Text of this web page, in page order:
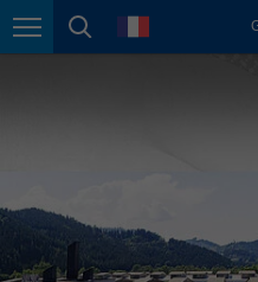
Page navigation
page search
language
México
Polska